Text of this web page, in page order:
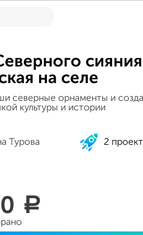
на селе
северные орнаменты и
культуры и истории
Турова 2
a